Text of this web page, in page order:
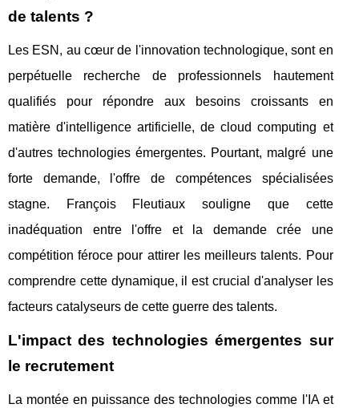
de talents ?
Les ESN, au cœur de l'innovation technologique, sont en
perpétuelle recherche de professionnels hautement
qualifiés pour répondre aux besoins croissants en
matière d'intelligence artificielle, de cloud computing et
d'autres technologies émergentes. Pourtant, malgré une
forte demande, l'offre de compétences spécialisées
stagne. François Fleutiaux souligne que cette
inadéquation entre l'offre et la demande crée une
compétition féroce pour attirer les meilleurs talents. Pour
comprendre cette dynamique, il est crucial d'analyser les
facteurs catalyseurs de cette guerre des talents.
L'impact des technologies émergentes sur
le recrutement
La montée en puissance des technologies comme l'IA et